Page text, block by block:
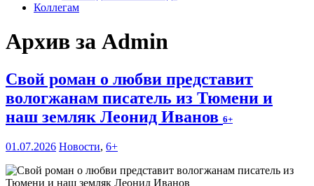
Коллегам
Архив за Admin
Свой роман о любви представит
вологжанам писатель из Тюмени и
наш земляк Леонид Иванов 6+
01.07.2026 Новости, 6+